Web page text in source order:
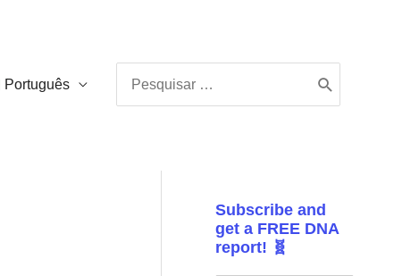
Português
Subscribe and
get a FREE DNA
report! 🧬